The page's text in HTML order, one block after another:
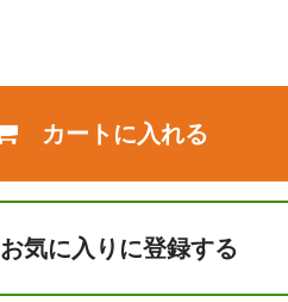
カートに入れる
お気に入りに登録する